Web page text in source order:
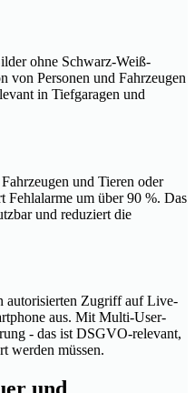
ohne Schwarz-Weiß-
Personen und Fahrzeugen
in Tiefgaragen und
und Tieren oder
Fehlalarme um über 90 %. Das
und reduziert die
autorisierten Zugriff auf Live-
aus. Mit Multi-User-
- das ist DSGVO-relevant,
werden müssen.